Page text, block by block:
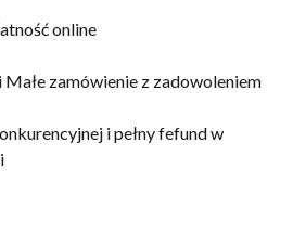
online
zamówienie z zadowoleniem
i pełny fefund w